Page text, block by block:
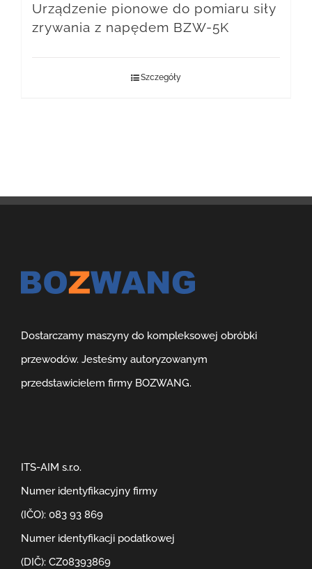
Urządzenie pionowe do pomiaru siły
zrywania z napędem BZW-5K
Szczegóły
Dostarczamy maszyny do kompleksowej obróbki
przewodów. Jesteśmy autoryzowanym
przedstawicielem firmy BOZWANG.
ITS-AIM s.r.o.
Numer identyfikacyjny firmy
(IČO): 083 93 869
Numer identyfikacji podatkowej
(DIČ): CZ08393869